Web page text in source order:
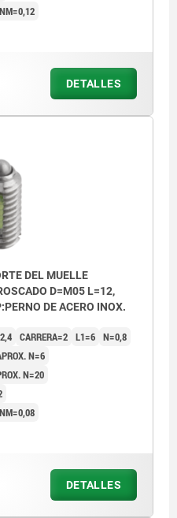
DETALLES
DEL MUELLE
D=M05 L=12,
DE ACERO INOX.
CARRERA=2 L1=6 N=0,8
N=6
N=20
DETALLES